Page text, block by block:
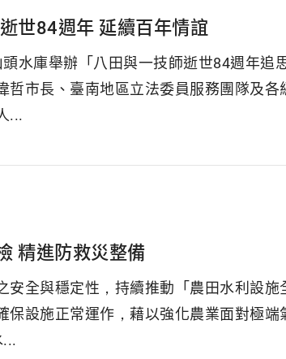
世84週年 延續百年情誼
水庫舉辦「八田與一技師逝世84週年追
哲市長、臺南地區立法委員服務團隊及
...
精進防救災整備
安全與穩定性，持續推動「農田水利設
設施正常運作，藉以強化農業面對極端
...